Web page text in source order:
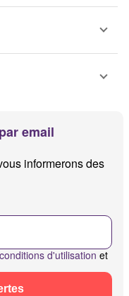
email
informerons des
conditions d'utilisation et